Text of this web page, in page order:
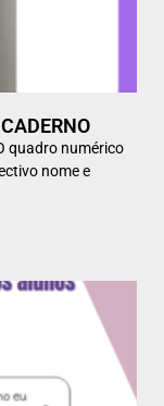
quadro numérico
nome e